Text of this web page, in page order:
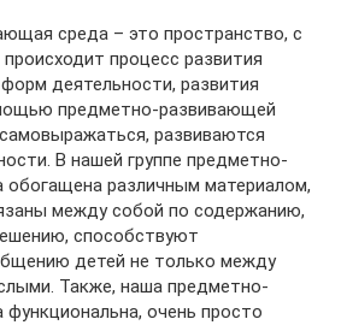
среда – это пространство, с
процесс развития
деятельности, развития
предметно-развивающей
развиваются
В нашей группе предметно-
различным материалом,
между собой по содержанию,
способствуют
детей не только между
Также, наша предметно-
очень просто